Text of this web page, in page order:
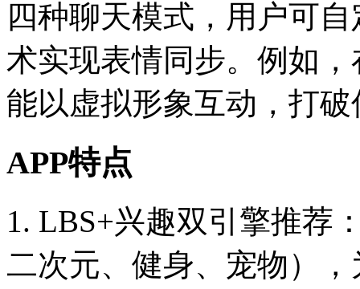
四种聊天模式，用户可
术实现表情同步。例如
能以虚拟形象互动，打
APP特点
1. LBS+兴趣双引擎推荐
二次元、健身、宠物）